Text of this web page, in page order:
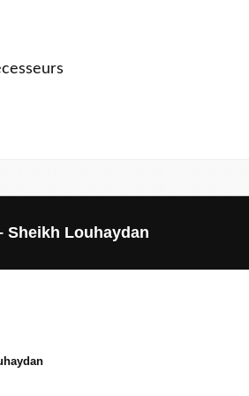
Sheikh Louhaydan